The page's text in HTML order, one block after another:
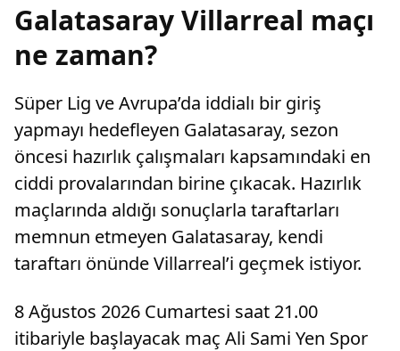
Galatasaray Villarreal maçı
ne zaman?
Süper Lig ve Avrupa’da iddialı bir giriş
yapmayı hedefleyen Galatasaray, sezon
öncesi hazırlık çalışmaları kapsamındaki en
ciddi provalarından birine çıkacak. Hazırlık
maçlarında aldığı sonuçlarla taraftarları
memnun etmeyen Galatasaray, kendi
taraftarı önünde Villarreal’i geçmek istiyor.
8 Ağustos 2026 Cumartesi saat 21.00
itibariyle başlayacak maç Ali Sami Yen Spor